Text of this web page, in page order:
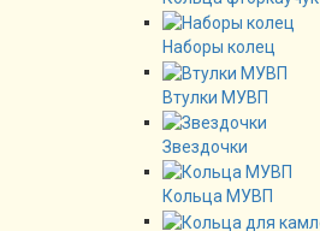
Наборы колец
Втулки МУВП
Звездочки
Кольца МУВП